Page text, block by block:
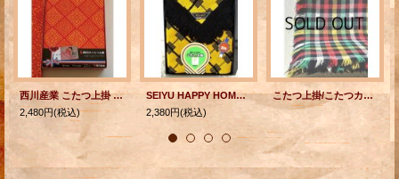
西川産業 こたつ上掛 千代紙 レッド/イエロー
2,480円(税込)
SEIYU HAPPY HOME 高級 こたつ上掛 イエロー、ブラック
2,380円(税込)
こたつ上掛/こたつカバー カラフルチェック柄 size:180×180(cm)